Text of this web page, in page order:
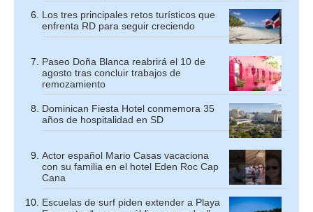
Los tres principales retos turísticos que
enfrenta RD para seguir creciendo
Paseo Doña Blanca reabrirá el 10 de
agosto tras concluir trabajos de
remozamiento
Dominican Fiesta Hotel conmemora 35
años de hospitalidad en SD
Actor español Mario Casas vacaciona
con su familia en el hotel Eden Roc Cap
Cana
Escuelas de surf piden extender a Playa